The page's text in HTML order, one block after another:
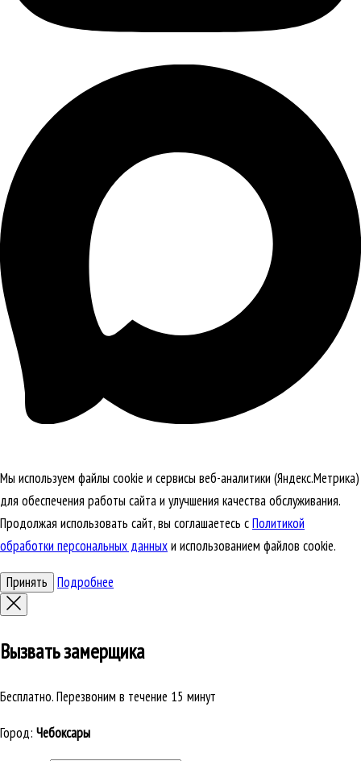
Мы используем файлы cookie и сервисы веб-аналитики (Яндекс.Метрика)
для обеспечения работы сайта и улучшения качества обслуживания.
Продолжая использовать сайт, вы соглашаетесь сПолитикой
обработки персональных данныхи использованием файлов cookie.
Принять Подробнее
Вызвать замерщика
Бесплатно. Перезвоним в течение 15 минут
Город: Чебоксары